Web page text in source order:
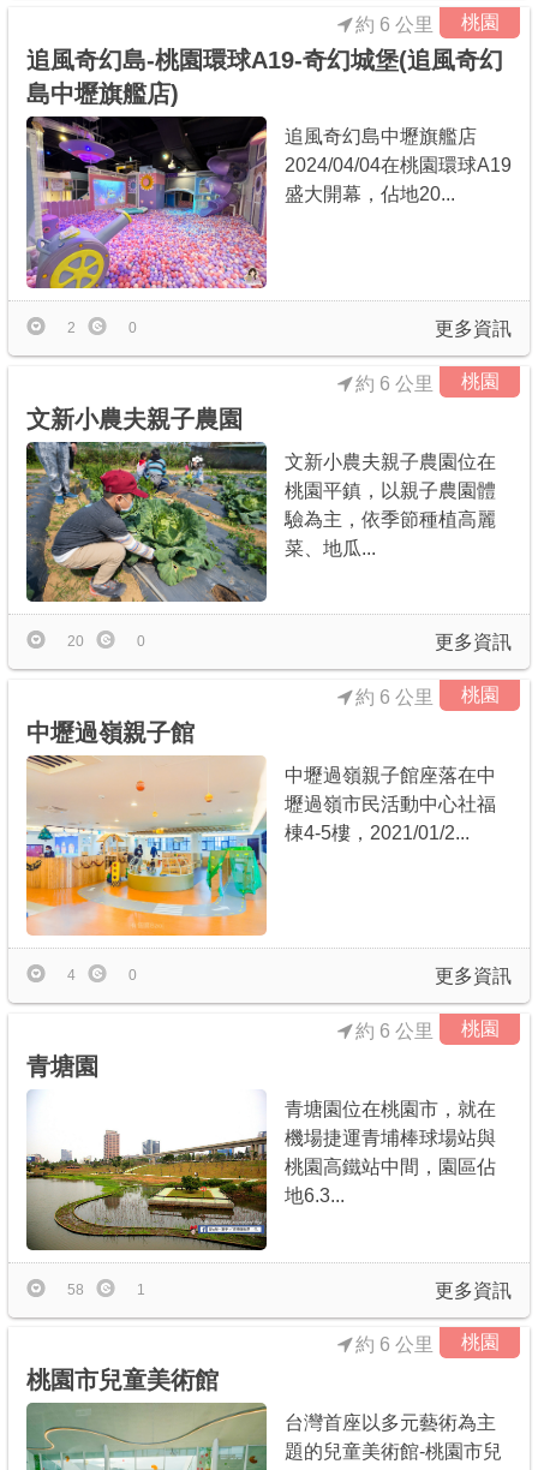
桃園
追風奇幻島-桃園環球A19-奇幻城堡(追風奇幻
島中壢旗艦店)
約 6 公里
追風奇幻島中壢旗艦店
2024/04/04在桃園環球A19
盛大開幕，佔地20...
更多資訊
2 0
桃園
文新小農夫親子農園
約 6 公里
文新小農夫親子農園位在
桃園平鎮，以親子農園體
驗為主，依季節種植高麗
菜、地瓜...
更多資訊
20 0
桃園
中壢過嶺親子館
約 6 公里
中壢過嶺親子館座落在中
壢過嶺市民活動中心社福
棟4-5樓，2021/01/2...
更多資訊
4 0
桃園
青塘園
約 6 公里
青塘園位在桃園市，就在
機場捷運青埔棒球場站與
桃園高鐵站中間，園區佔
地6.3...
更多資訊
58 1
桃園
桃園市兒童美術館
約 6 公里
台灣首座以多元藝術為主
題的兒童美術館-桃園市兒